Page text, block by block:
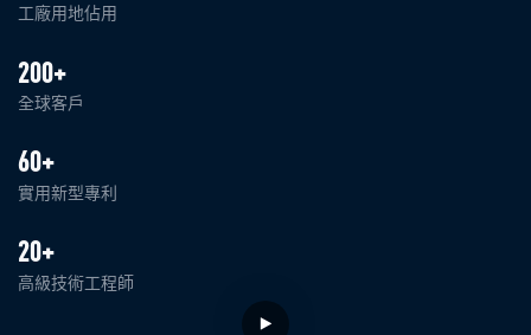
工廠用地佔用
200+
全球客戶
60+
實用新型專利
20+
高級技術工程師